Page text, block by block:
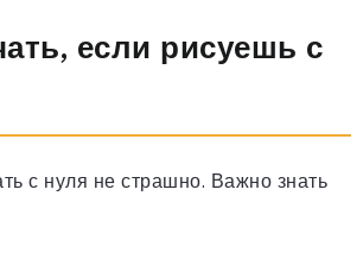
если рисуешь с
с нуля не страшно. Важно знать